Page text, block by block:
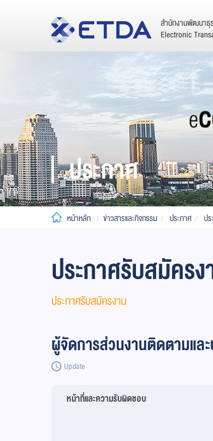
สำนักงานพัฒนาธุ
Electronic
ประกาศ
หน้าหลัก ข่าวสารและกิจกรรม ประกาศ ป
ประกาศรับสมัคร
ประกาศรับสมัครงาน
ผู้จัดการส่วนงานติดตามแล
Update
หน้าที่และความรับผิดชอบ